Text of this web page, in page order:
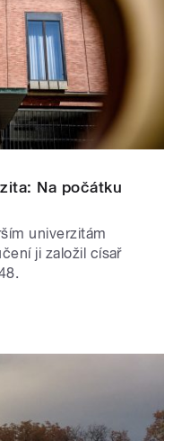
Na počátku
univerzitám
ji založil císař